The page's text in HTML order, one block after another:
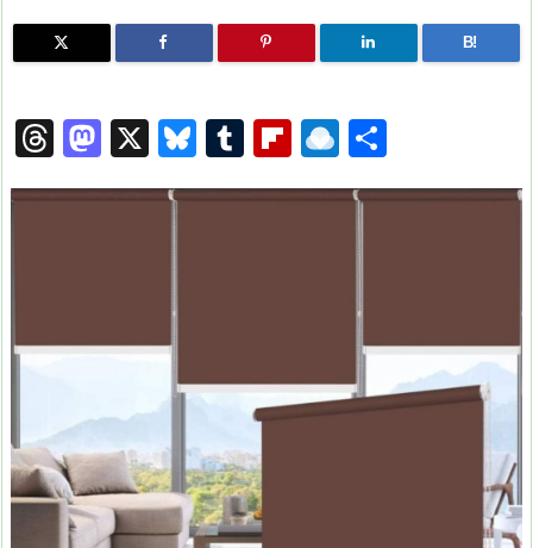
B!
T
M
st
X
Bl T
m
Fl R
n
dr
p.
io